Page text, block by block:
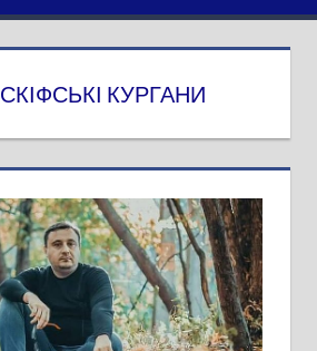
СКІФСЬКІ КУРГАНИ